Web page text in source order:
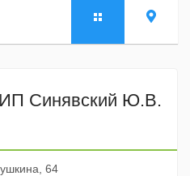
Синявский Ю.В.
64